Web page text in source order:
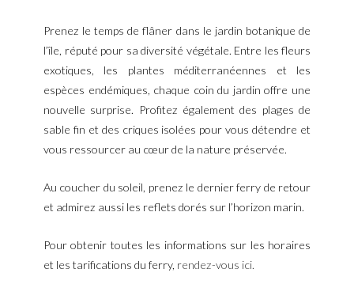
Prenez le temps de flâner dans le jardin botanique de
l’île, réputé pour sa diversité végétale. Entre les fleurs
exotiques, les plantes méditerranéennes et les
espèces endémiques, chaque coin du jardin offre une
nouvelle surprise. Profitez également des plages de
sable fin et des criques isolées pour vous détendre et
vous ressourcer au cœur de la nature préservée.
Au coucher du soleil, prenez le dernier ferry de retour
et admirez aussi les reflets dorés sur l’horizon marin.
Pour obtenir toutes les informations sur les horaires
et les tarifications du ferry, rendez-vous ici.